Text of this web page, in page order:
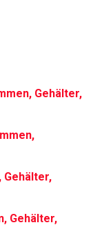
Gehälter,
Gehälter,
Gehälter,